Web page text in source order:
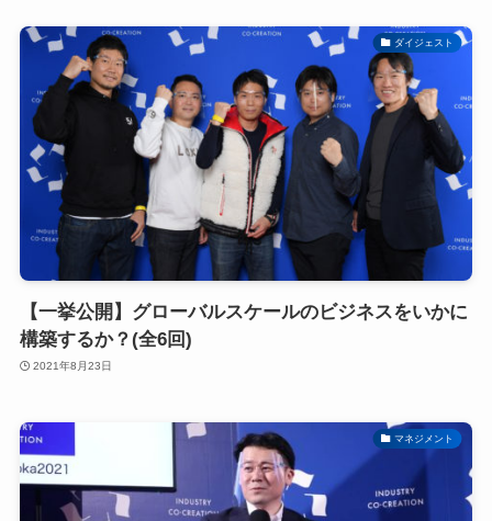
ダイジェスト
【一挙公開】グローバルスケールのビジネスをいかに
構築するか？(全6回)
2021年8月23日
マネジメント